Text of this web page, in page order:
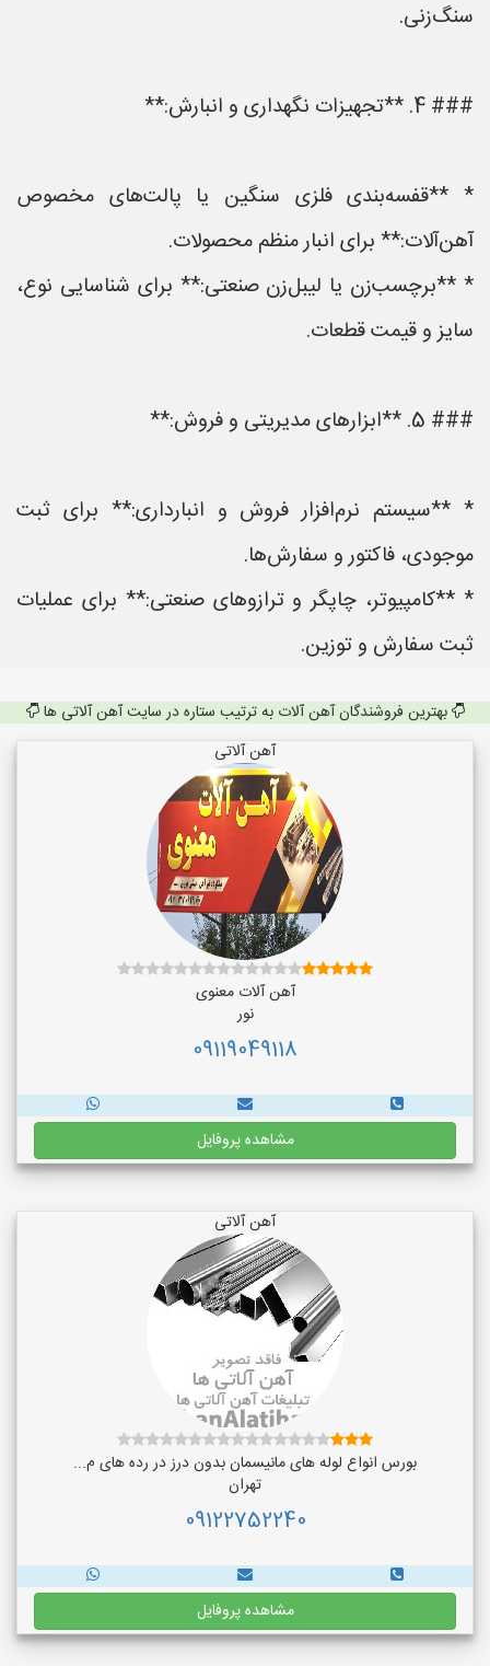
سنگ‌زنی.
### 4. **تجهیزات نگهداری و انبارش:**
* **قفسه‌بندی فلزی سنگین یا پالت‌های مخصوص
آهن‌آلات:** برای انبار منظم محصولات.
* **برچسب‌زن یا لیبل‌زن صنعتی:** برای شناسایی نوع،
سایز و قیمت قطعات.
### 5. **ابزارهای مدیریتی و فروش:**
* **سیستم نرم‌افزار فروش و انبارداری:** برای ثبت
موجودی، فاکتور و سفارش‌ها.
* **کامپیوتر، چاپگر و ترازوهای صنعتی:** برای عملیات
ثبت سفارش و توزین.
بهترین فروشندگان آهن آلات به ترتیب ستاره در سایت آهن آلاتی ها
آهن آلاتی
آهن آلات معنوی
نور
09119049118
مشاهده پروفایل
آهن آلاتی
بورس انواع لوله های مانیسمان بدون درز در رده های م...
تهران
09122752240
مشاهده پروفایل